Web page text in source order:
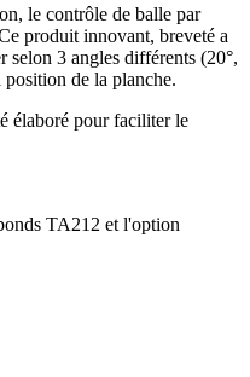
le contrôle de balle par
produit innovant, breveté a
selon 3 angles différents (20°,
de la planche.
élaboré pour faciliter le
TA212 et l'option